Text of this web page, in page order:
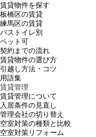
賃貸物件を探す
板橋区の賃貸
練馬区の賃貸
バストイレ別
ペット可
契約までの流れ
賃貸物件の選び方
引越し方法・コツ
用語集
賃貸管理
賃貸管理について
入居条件の見直し
管理会社の切り替え
空室対策の種類と比較
空室対策リフォーム